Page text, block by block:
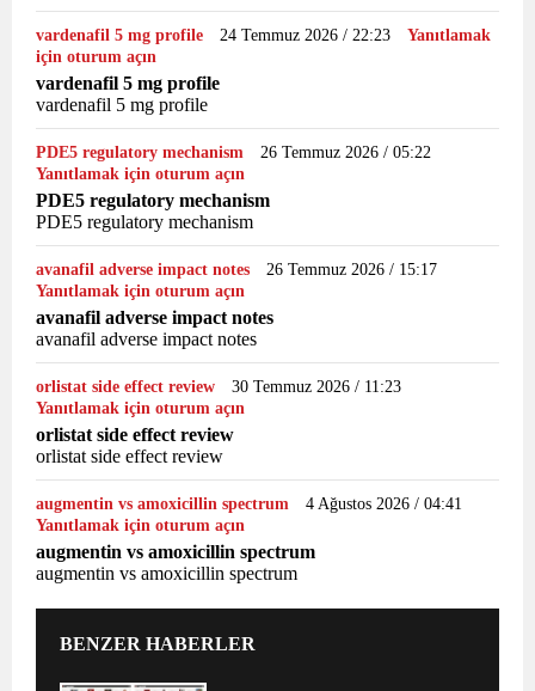
vardenafil 5 mg profile 24 Temmuz 2026 / 22:23
Yanıtlamak
için oturum açın
vardenafil 5 mg profile
vardenafil 5 mg profile
PDE5 regulatory mechanism
26 Temmuz 2026 / 05:22
Yanıtlamak için oturum açın
PDE5 regulatory mechanism
PDE5 regulatory mechanism
avanafil adverse impact notes
26 Temmuz 2026 / 15:17
Yanıtlamak için oturum açın
avanafil adverse impact notes
avanafil adverse impact notes
orlistat side effect review
30 Temmuz 2026 / 11:23
Yanıtlamak için oturum açın
orlistat side effect review
orlistat side effect review
augmentin vs amoxicillin spectrum
4 Ağustos 2026 / 04:41
Yanıtlamak için oturum açın
augmentin vs amoxicillin spectrum
augmentin vs amoxicillin spectrum
BENZER HABERLER